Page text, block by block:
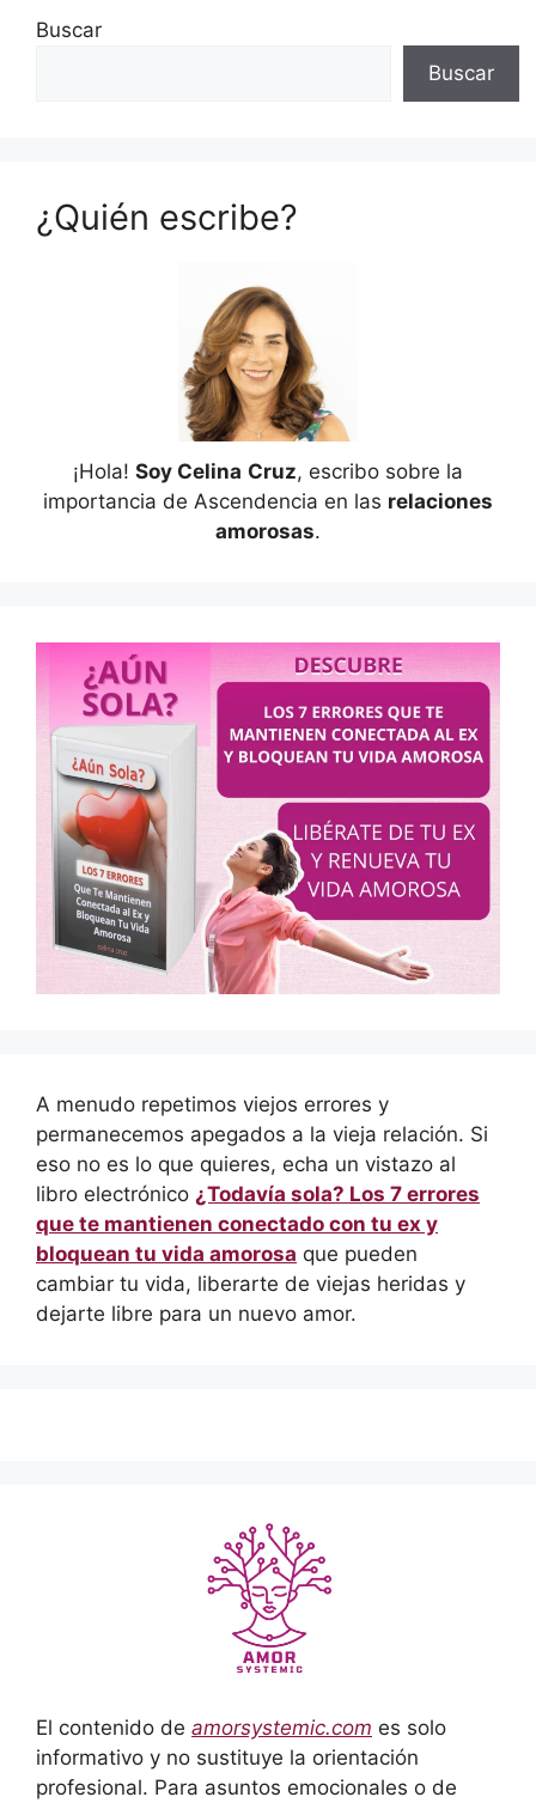
Buscar
Buscar
¿Quién escribe?
¡Hola! Soy Celina Cruz, escribo sobre la
importancia de Ascendencia en las relaciones
amorosas.
A menudo repetimos viejos errores y
permanecemos apegados a la vieja relación. Si
eso no es lo que quieres, echa un vistazo al
libro electrónico ¿Todavía sola? Los 7 errores
que te mantienen conectado con tu ex y
bloquean tu vida amorosa que pueden
cambiar tu vida, liberarte de viejas heridas y
dejarte libre para un nuevo amor.
El contenido de amorsystemic.com es solo
informativo y no sustituye la orientación
profesional. Para asuntos emocionales o de